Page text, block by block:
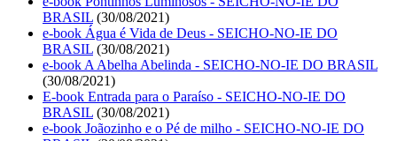
BRASIL (30/08/2021)
e-book Água é Vida de Deus - SEICHO-NO-IE DO
BRASIL (30/08/2021)
e-book A Abelha Abelinda - SEICHO-NO-IE DO BRASIL
(30/08/2021)
E-book Entrada para o Paraíso - SEICHO-NO-IE DO
BRASIL (30/08/2021)
e-book Joãozinho e o Pé de milho - SEICHO-NO-IE DO